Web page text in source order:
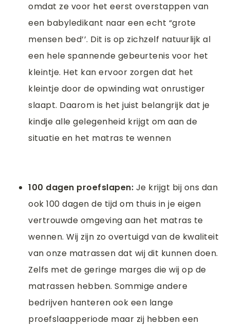
omdat ze voor het eerst overstappen van
een babyledikant naar een echt “grote
mensen bed’’. Dit is op zichzelf natuurlijk al
een hele spannende gebeurtenis voor het
kleintje. Het kan ervoor zorgen dat het
kleintje door de opwinding wat onrustiger
slaapt. Daarom is het juist belangrijk dat je
kindje alle gelegenheid krijgt om aan de
situatie en het matras te wennen
100 dagen proefslapen: Je krijgt bij ons dan
ook 100 dagen de tijd om thuis in je eigen
vertrouwde omgeving aan het matras te
wennen. Wij zijn zo overtuigd van de kwaliteit
van onze matrassen dat wij dit kunnen doen.
Zelfs met de geringe marges die wij op de
matrassen hebben. Sommige andere
bedrijven hanteren ook een lange
proefslaapperiode maar zij hebben een